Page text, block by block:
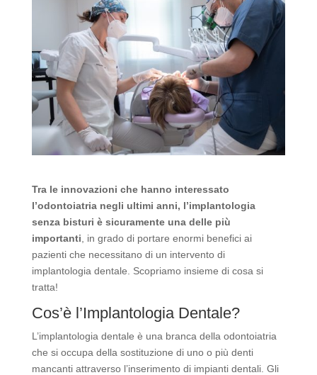
Tra le innovazioni che hanno interessato
l’odontoiatria negli ultimi anni, l’implantologia
senza bisturi è sicuramente una delle più
importanti , in grado di portare enormi benefici ai
pazienti che necessitano di un intervento di
implantologia dentale. Scopriamo insieme di cosa si
tratta!
Cos’è l’Implantologia Dentale?
L’implantologia dentale è una branca della odontoiatria
che si occupa della sostituzione di uno o più denti
mancanti attraverso l’inserimento di impianti dentali. Gli